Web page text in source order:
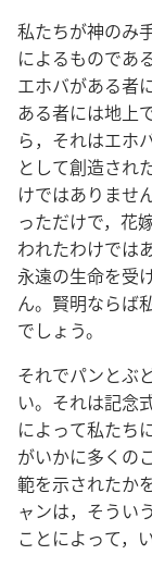
私たちが神のみ
によるものであ
エホバがある者
ある者には地上
ら，それはエホ
として創造され
けではありませ
っただけで，花
われたわけでは
永遠の生命を受
ん。賢明ならば
でしょう。
それでパンとぶ
い。それは記念
によって私たち
がいかに多くの
範を示されたか
ャンは，そうい
ことによって，